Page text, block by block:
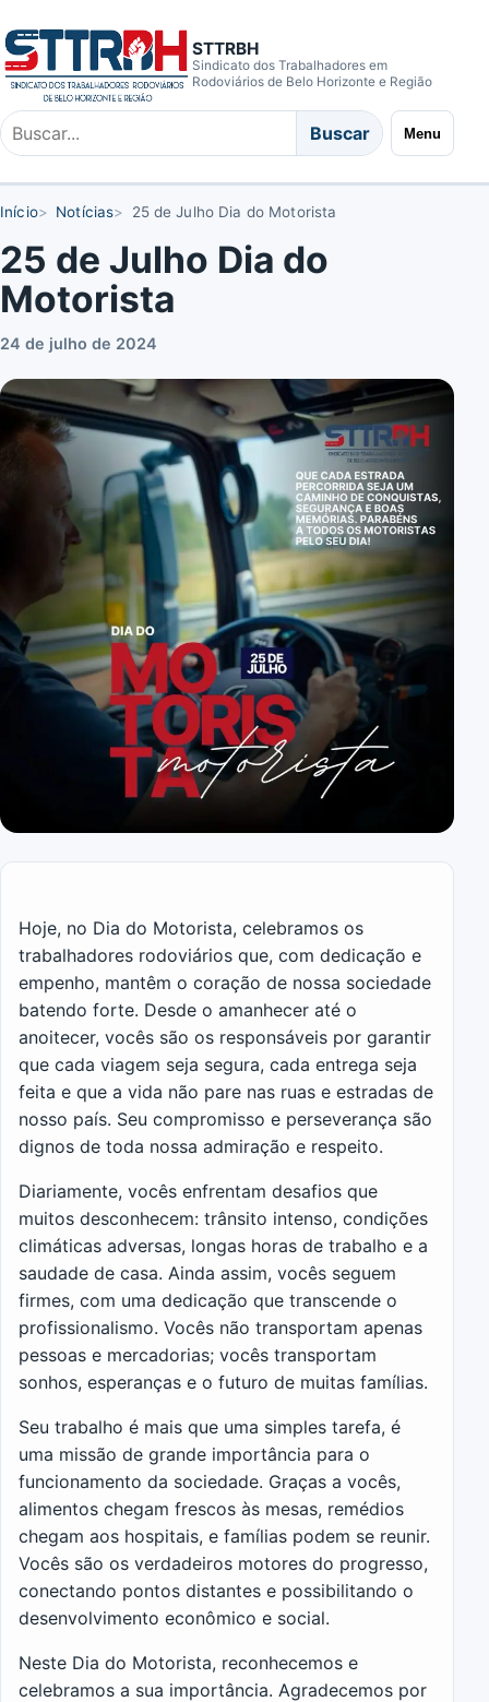
STTRBH
Sindicato dos Trabalhadores em
Rodoviários de Belo Horizonte e Região
Buscar
no
site
Buscar Menu
Início Notícias 25 de Julho Dia do Motorista
25 de Julho Dia do
Motorista
24 de julho de 2024
Hoje, no Dia do Motorista, celebramos os
trabalhadores rodoviários que, com dedicação e
empenho, mantêm o coração de nossa sociedade
batendo forte. Desde o amanhecer até o
anoitecer, vocês são os responsáveis por garantir
que cada viagem seja segura, cada entrega seja
feita e que a vida não pare nas ruas e estradas de
nosso país. Seu compromisso e perseverança são
dignos de toda nossa admiração e respeito.
Diariamente, vocês enfrentam desafios que
muitos desconhecem: trânsito intenso, condições
climáticas adversas, longas horas de trabalho e a
saudade de casa. Ainda assim, vocês seguem
firmes, com uma dedicação que transcende o
profissionalismo. Vocês não transportam apenas
pessoas e mercadorias; vocês transportam
sonhos, esperanças e o futuro de muitas famílias.
Seu trabalho é mais que uma simples tarefa, é
uma missão de grande importância para o
funcionamento da sociedade. Graças a vocês,
alimentos chegam frescos às mesas, remédios
chegam aos hospitais, e famílias podem se reunir.
Vocês são os verdadeiros motores do progresso,
conectando pontos distantes e possibilitando o
desenvolvimento econômico e social.
Neste Dia do Motorista, reconhecemos e
celebramos a sua importância. Agradecemos por